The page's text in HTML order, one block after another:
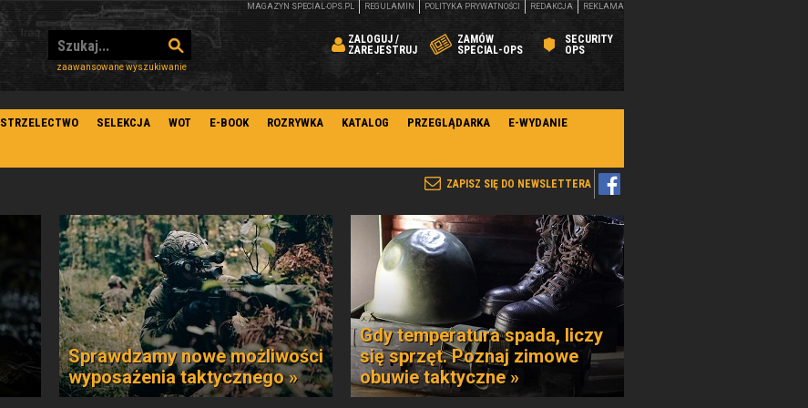
zaawansowane wyszukiwanie
ZALOGUJ /
ZAREJESTRUJ
ZAMÓW
SPECIAL-OPS
SECURITY
OPS
MAGAZYN SPECIAL-OPS.PL REGULAMIN POLITYKA PRYWATNOŚCI REDAKCJA REKLAMA
STRZELECTWO SELEKCJA WOT E-BOOK ROZRYWKA KATALOG PRZEGLĄDARKA E-WYDANIE
ZAPISZ SIĘ DO NEWSLETTERA
Sprawdzamy nowe możliwości
wyposażenia taktycznego »
Gdy temperatura spada, liczy
się sprzęt. Poznaj zimowe
obuwie taktyczne »